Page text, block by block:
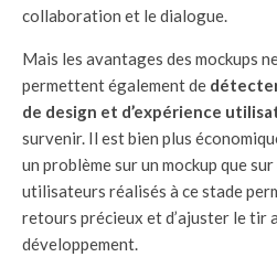
collaboration et le dialogue.
Mais les avantages des mockups
permettent également de
de design et d’expérience
survenir. Il est bien plus
un problème sur un mockup que
utilisateurs réalisés à ce stade
retours précieux et d’ajuster le tir
développement.